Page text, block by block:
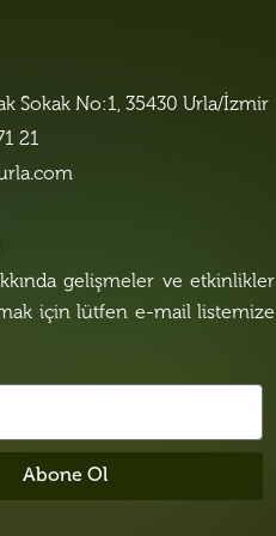
Sokak No:1, 35430 Urla/İzmir
21
gelişmeler ve etkinlikler
için lütfen e-mail listemize
Abone Ol